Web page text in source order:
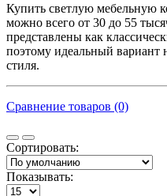
Купить светлую мебельную
можно всего от 30 до 55
представлены как
поэтому идеальный вариант
стиля.
Сравнение товаров (0)
Сортировать:
Показывать: